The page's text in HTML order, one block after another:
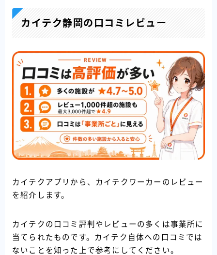
カイテク静岡の口コミレビュー
カイテクアプリから、カイテクワーカーのレビュー
を紹介します。
カイテクの口コミ評判やレビューの多くは事業所に
当てられたものです。カイテク自体への口コミでは
ないことを知った上で参考にしてください。